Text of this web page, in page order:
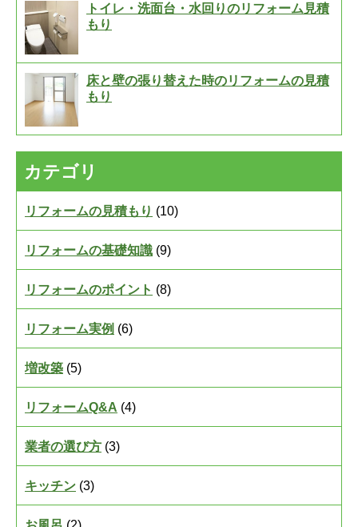
トイレ・洗面台・水回りのリフォーム見積
もり
床と壁の張り替えた時のリフォームの見積
もり
カテゴリ
リフォームの見積もり (10)
リフォームの基礎知識 (9)
リフォームのポイント (8)
リフォーム実例 (6)
増改築 (5)
リフォームQ&A (4)
業者の選び方 (3)
キッチン (3)